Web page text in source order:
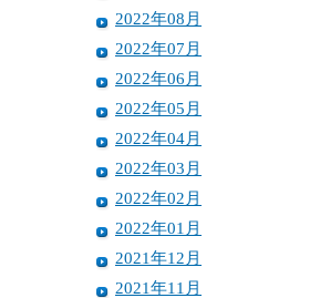
2022年08月
2022年07月
2022年06月
2022年05月
2022年04月
2022年03月
2022年02月
2022年01月
2021年12月
2021年11月